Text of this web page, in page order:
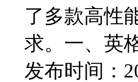
了多款高性
求。一、英
发布时间：